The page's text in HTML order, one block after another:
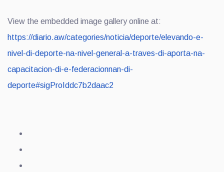
View the embedded image gallery online at:
https://diario.aw/categories/noticia/deporte/elevando-e-
nivel-di-deporte-na-nivel-general-a-traves-di-aporta-na-
capacitacion-di-e-federacionnan-di-
deporte#sigProIddc7b2daac2